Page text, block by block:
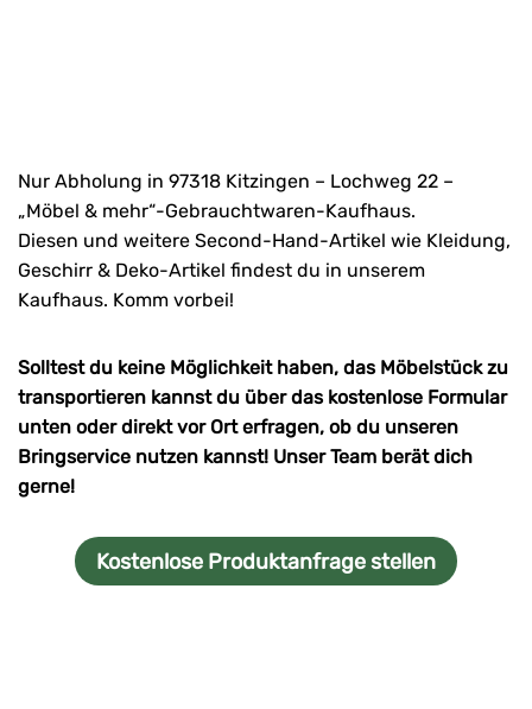
Nur Abholung in 97318 Kitzingen – Lochweg 22 –
„Möbel & mehr“-Gebrauchtwaren-Kaufhaus.
Diesen und weitere Second-Hand-Artikel wie Kleidung,
Geschirr & Deko-Artikel findest du in unserem
Kaufhaus. Komm vorbei!
Solltest du keine Möglichkeit haben, das Möbelstück zu
transportieren kannst du über das kostenlose Formular
unten oder direkt vor Ort erfragen, ob du unseren
Bringservice nutzen kannst! Unser Team berät dich
gerne!
Kostenlose Produktanfrage stellen